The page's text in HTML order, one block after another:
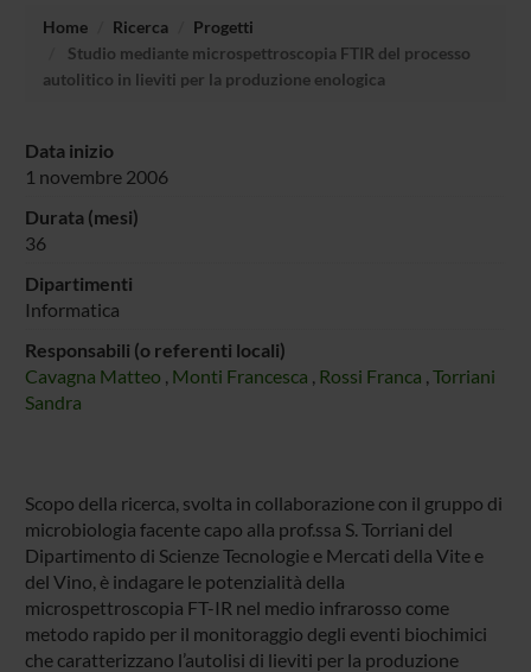
Home Ricerca
Progetti
Studio mediante microspettroscopia FTIR del processo
autolitico in lieviti per la produzione enologica
Data inizio
1 novembre 2006
Durata (mesi)
36
Dipartimenti
Informatica
Responsabili (o referenti locali)
Cavagna Matteo , Monti Francesca , Rossi Franca , Torriani
Sandra
Scopo della ricerca, svolta in collaborazione con il gruppo di
microbiologia facente capo alla prof.ssa S. Torriani del
Dipartimento di Scienze Tecnologie e Mercati della Vite e
del Vino, è indagare le potenzialità della
microspettroscopia FT-IR nel medio infrarosso come
metodo rapido per il monitoraggio degli eventi biochimici
che caratterizzano l’autolisi di lieviti per la produzione